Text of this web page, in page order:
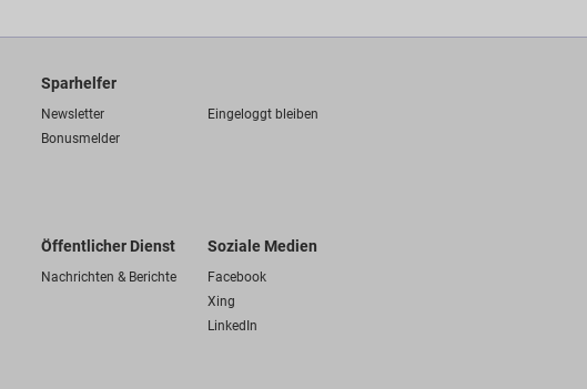
Sparhelfer
Newsletter
Eingeloggt bleiben
Bonusmelder
Öffentlicher Dienst
Nachrichten & Berichte
Soziale Medien
Facebook
Xing
LinkedIn